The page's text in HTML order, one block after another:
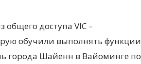
доступа VIC –
обучили выполнять функции
города Шайенн в Вайоминге по